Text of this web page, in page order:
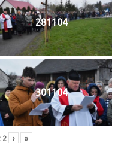
281104
301104
2 › »